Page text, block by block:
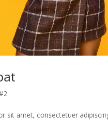
sit amet, consectetuer